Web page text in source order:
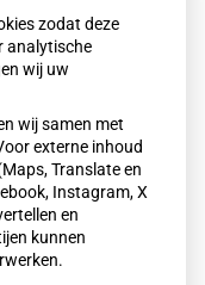
zodat deze
analytische
wij uw
wij samen met
externe inhoud
Translate en
Instagram, X
en
kunnen